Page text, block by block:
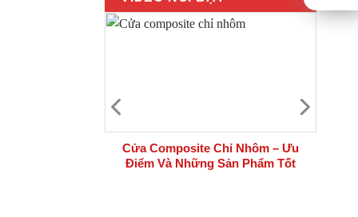
Cửa Composite Chỉ Nhôm – Ưu
Điểm Và Những Sản Phẩm Tốt